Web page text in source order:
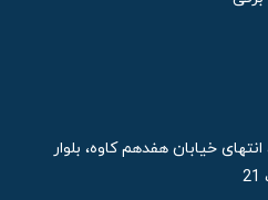
انتهای خیابان هفدهم کاوه، بلوار